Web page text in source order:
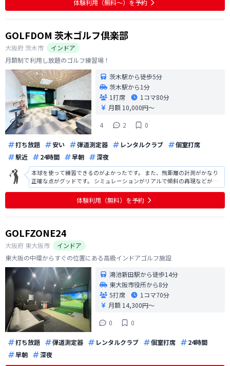
体験利用（無料〜）を予約
GOLFDOM 茨木ゴルフ倶楽部
大阪府 茨木市
インドア
月額制で利用し放題のゴルフ練習場！
茨木駅から徒歩5分
茨木駅から1分
1打席
1コマ80分
月額 10,000円〜
4
2 0
打ち放題 安い 弾道測定器 レンタルクラブ
個室打席
駅近
24時間 早朝 深夜
本球を使って練習できるのがよかったです。 また、飛距離の計測がかなり
正確な点がグッドです。 シミュレーションがリアルで傾斜の再現などがし
っかりされています。 ラフでのショットやバンカーショットの再現度もす
す。 それに最初にスイン
体験利用（無料）を予約
GOLFZONE24
大阪府 東大阪市
インドア
東大阪の中環からすぐの位置にある高級インドアゴルフ施設
鴻池新田駅から徒歩14分
東大阪市役所から8分
5打席
1コマ70分
月額 14,300円〜
0
0
打ち放題 弾道測定器 レンタルクラブ 個室打席
24時間
早朝
深夜